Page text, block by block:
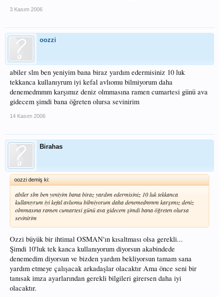
3 Kasım 2006
oozzi
abiler slm ben yeniyim bana biraz yardım edermisiniz 10 luk
tekkanca kullanıyrum iyi kefal avlıomu bilmiyorum daha
denemedmmm karşımız deniz olmmasına ramen cumartesi günü ava
gidecem şimdi bana öğreten olursa sevinirim
14 Kasım 2006
Birahas
oozzi demiş ki:
abiler slm ben yeniyim bana biraz yardım edermisiniz 10 luk tekkanca
kullanıyrum iyi kefal avlıomu bilmiyorum daha denemedmmm karşımız deniz
olmmasına ramen cumartesi günü ava gidecem şimdi bana öğreten olursa
sevinirim
Ozzi büyük bir ihtimal OSMAN'ın kısaltması olsa gerekli...
Şimdi 10'luk tek kanca kullanıyorum diyorsun akabindede
denemedim diyorsun ve bizden yardım bekliyorsun tamam sana
yardım etmeye çalışacak arkadaşlar olacaktır Ama önce seni bir
tanısak imza ayarlarından gerekli bilgileri girersen daha iyi
olacaktır.